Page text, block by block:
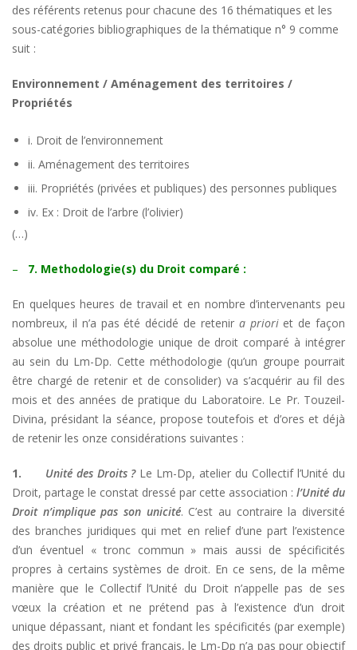
des référents retenus pour chacune des 16 thématiques et les
sous-catégories bibliographiques de la thématique n° 9 comme
suit :
Environnement / Aménagement des territoires /
Propriétés
i. Droit de l’environnement
ii. Aménagement des territoires
iii. Propriétés (privées et publiques) des personnes publiques
iv. Ex : Droit de l’arbre (l’olivier)
(…)
– 7. Methodologie(s) du Droit comparé :
En quelques heures de travail et en nombre d’intervenants peu
nombreux, il n’a pas été décidé de retenir a priori et de façon
absolue une méthodologie unique de droit comparé à intégrer
au sein du Lm-Dp. Cette méthodologie (qu’un groupe pourrait
être chargé de retenir et de consolider) va s’acquérir au fil des
mois et des années de pratique du Laboratoire. Le Pr. Touzeil-
Divina, présidant la séance, propose toutefois et d’ores et déjà
de retenir les onze considérations suivantes :
1. Unité des Droits ?Le Lm-Dp, atelier du Collectif l’Unité du
Droit, partage le constat dressé par cette association : l’Unité du
Droit n’implique pas son unicité. C’est au contraire la diversité
des branches juridiques qui met en relief d’une part l’existence
d’un éventuel « tronc commun » mais aussi de spécificités
propres à certains systèmes de droit. En ce sens, de la même
manière que le Collectif l’Unité du Droit n’appelle pas de ses
vœux la création et ne prétend pas à l’existence d’un droit
unique dépassant, niant et fondant les spécificités (par exemple)
des droits public et privé français, le Lm-Dp n’a pas pour objectif